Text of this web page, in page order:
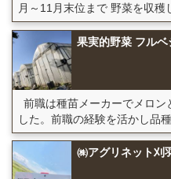
月～11月末位まで 野菜を収穫
果実的野菜 フルベ
前職は種苗メーカーでメロン
した。前職の経験を活かし品
㈱アグリネット刈